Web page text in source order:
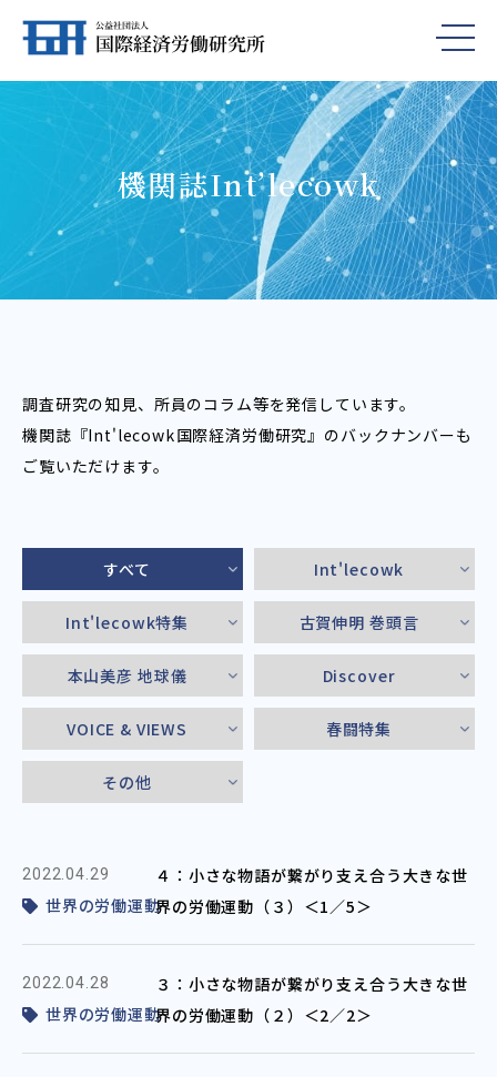
機関誌Int’lecowk
調査研究の知見、所員のコラム等を発信しています。
機関誌『Int'lecowk――国際経済労働研究』のバックナンバーも
ご覧いただけます。
すべて Int'lecowk
Int'lecowk特集 古賀伸明 巻頭言
本山美彦 地球儀 Discover
VOICE & VIEWS 春闘特集
その他
2022.04.29
世界の労働運動
４：小さな物語が繋がり支え合う大きな世
界の労働運動（３）＜1／5＞
2022.04.28
世界の労働運動
３：小さな物語が繋がり支え合う大きな世
界の労働運動（２）＜2／2＞